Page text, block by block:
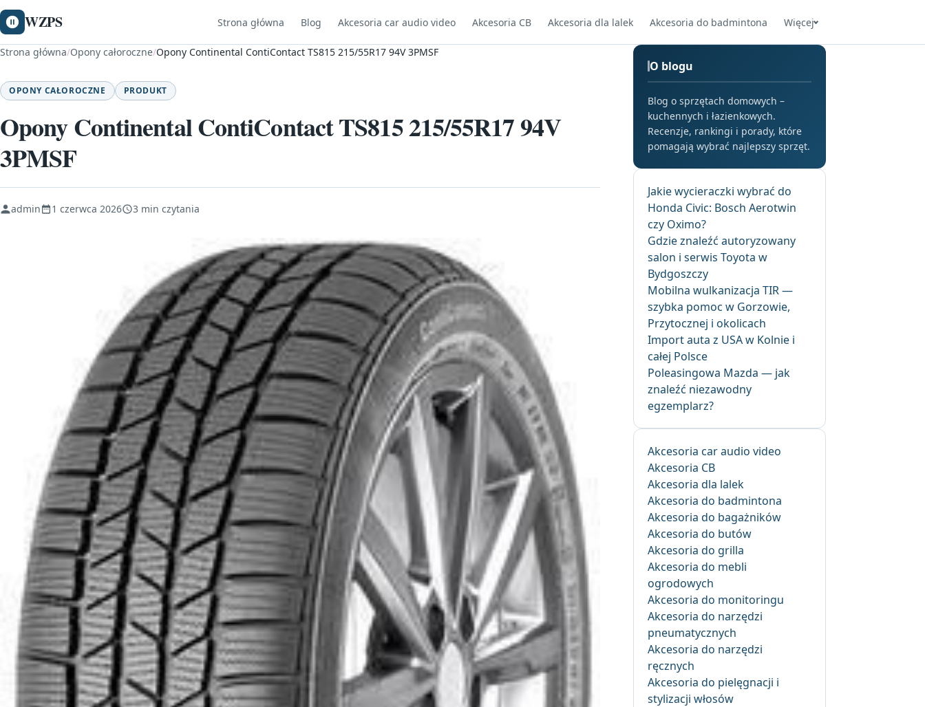
WZPS Strona główna Blog Akcesoria car audio video Akcesoria CB Akcesoria dla lalek Akcesoria do badmintona Więcej
Strona główna/Opony całoroczne/Opony Continental ContiContact TS815 215/55R17 94V 3PMSF
OPONY CAŁOROCZNE PRODUKT
Opony Continental ContiContact TS815 215/55R17 94V
3PMSF
admin 1 czerwca 2026 3 min czytania
O blogu
Blog o sprzętach domowych –
kuchennych i łazienkowych.
Recenzje, rankingi i porady, które
pomagają wybrać najlepszy sprzęt.
Jakie wycieraczki wybrać do
Honda Civic: Bosch Aerotwin
czy Oximo?
Gdzie znaleźć autoryzowany
salon i serwis Toyota w
Bydgoszczy
Mobilna wulkanizacja TIR —
szybka pomoc w Gorzowie,
Przytocznej i okolicach
Import auta z USA w Kolnie i
całej Polsce
Poleasingowa Mazda — jak
znaleźć niezawodny
egzemplarz?
Akcesoria car audio video
Akcesoria CB
Akcesoria dla lalek
Akcesoria do badmintona
Akcesoria do bagażników
Akcesoria do butów
Akcesoria do grilla
Akcesoria do mebli
ogrodowych
Akcesoria do monitoringu
Akcesoria do narzędzi
pneumatycznych
Akcesoria do narzędzi
ręcznych
Akcesoria do pielęgnacji i
stylizacji włosów